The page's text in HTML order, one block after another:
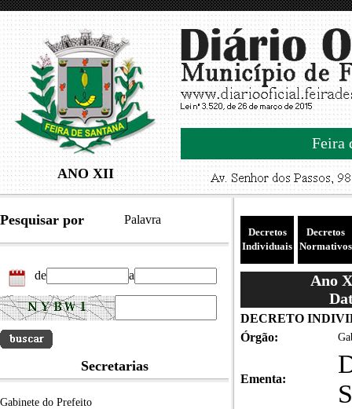
ANO XII
Feira
Pesquisar por Palavra
de a
Secretarias
Gabinete do Prefeito
Decretos
Individuais
Decretos
Normativos
Ano
DECRETO
Órgão:
Ementa: